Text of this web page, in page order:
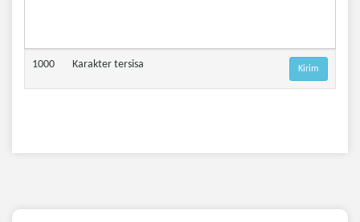
1000 Karakter tersisa